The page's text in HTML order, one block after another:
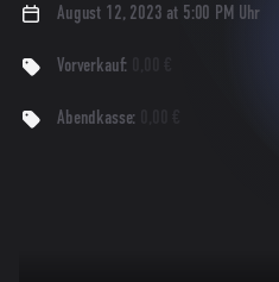
August 12, 2023 at 5:00 PM Uhr
Vorverkauf:
Abendkasse: